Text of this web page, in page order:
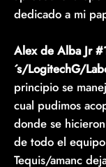
dedicado a mi
Alex de Alba Jr
´s/LogitechG/
principio se
cual pudimos
donde se
de todo el
Tequis/amanc